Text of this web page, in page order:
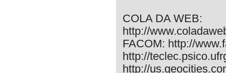
COLA DA WEB:
http://
FACOM: http://
http://
http://